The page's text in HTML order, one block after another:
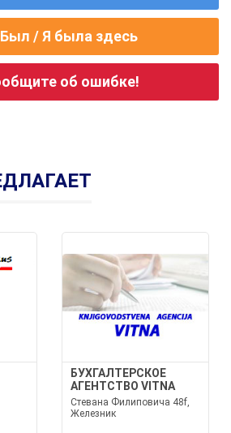
/ Я была здесь
об ошибке!
БУХГАЛТЕРСКОЕ
АГЕНТСТВО VITNA
Стевана Филиповича 48f,
Железник